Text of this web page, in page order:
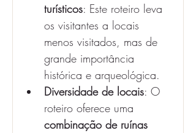
turísticos: Este roteiro leva
os visitantes a locais
menos visitados, mas de
grande importância
histórica e arqueológica.
Diversidade de locais: O
roteiro oferece uma
combinação de ruínas